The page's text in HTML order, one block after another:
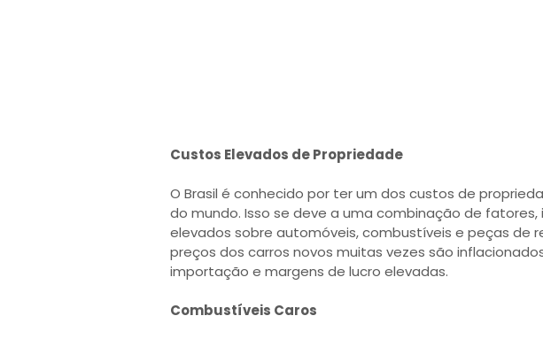
Custos Elevados de Propriedade
O Brasil é conhecido por ter um dos custos de
do mundo. Isso se deve a uma combinação de fatores,
elevados sobre automóveis, combustíveis e peças de
preços dos carros novos muitas vezes são
importação e margens de lucro elevadas.
Combustíveis Caros